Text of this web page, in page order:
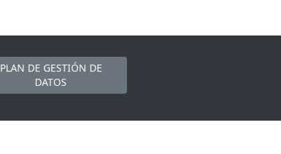
PLAN DE GESTIÓN DE
DATOS